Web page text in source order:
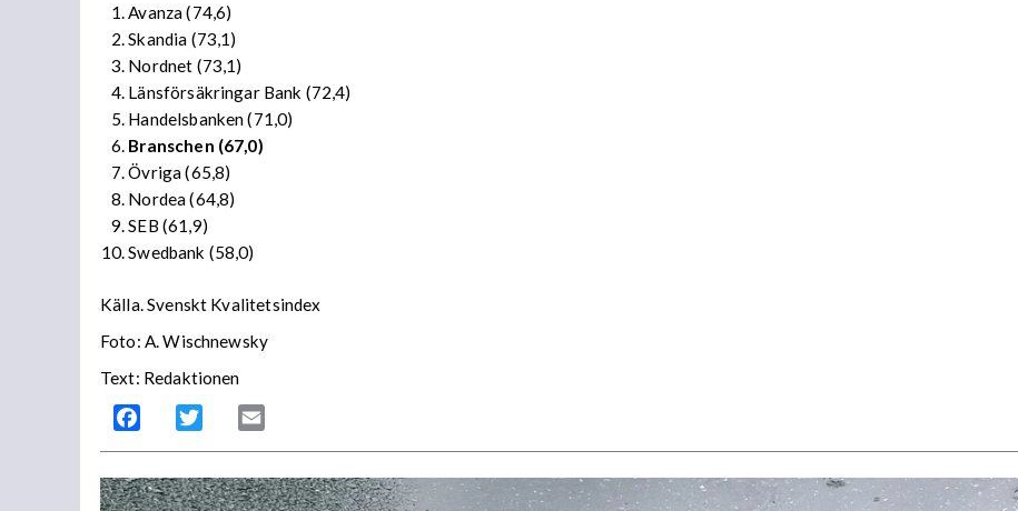
Avanza (74,6)
Skandia (73,1)
Nordnet (73,1)
Länsförsäkringar Bank (72,4)
Handelsbanken (71,0)
Branschen (67,0)
Övriga (65,8)
Nordea (64,8)
SEB (61,9)
Swedbank (58,0)
Källa. Svenskt Kvalitetsindex
Foto: A. Wischnewsky
Text: Redaktionen
Facebook Twitter